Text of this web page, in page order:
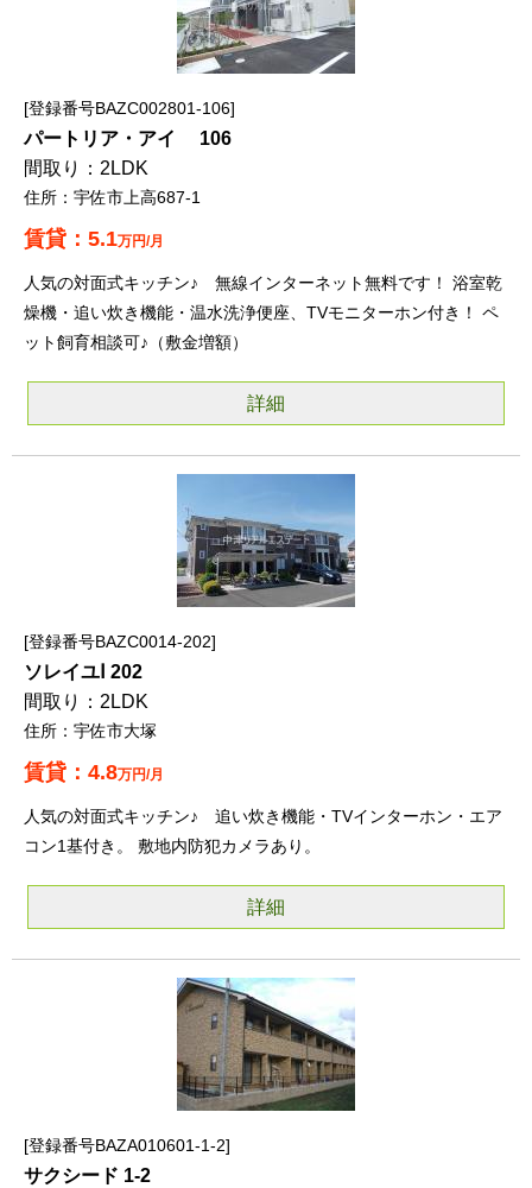
登録番号BAZC002801-106
パートリア・アイ 106
2LDK
宇佐市上高687-1
5.1万円/月
人気の対面式キッチン♪ 無線インターネット無料です！ 浴室乾
燥機・追い炊き機能・温水洗浄便座、TVモニターホン付き！ ペ
ット飼育相談可♪（敷金増額）
詳細
登録番号BAZC0014-202
ソレイユⅠ 202
2LDK
宇佐市大塚
4.8万円/月
人気の対面式キッチン♪ 追い炊き機能・TVインターホン・エア
コン1基付き。 敷地内防犯カメラあり。
詳細
登録番号BAZA010601-1-2
サクシード 1-2